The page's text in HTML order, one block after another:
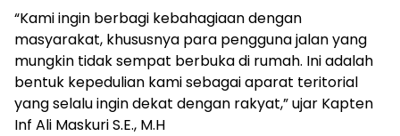
“Kami ingin berbagi kebahagiaan dengan
masyarakat, khususnya para pengguna jalan yang
mungkin tidak sempat berbuka di rumah. Ini adalah
bentuk kepedulian kami sebagai aparat teritorial
yang selalu ingin dekat dengan rakyat,” ujar Kapten
Inf Ali Maskuri S.E., M.H